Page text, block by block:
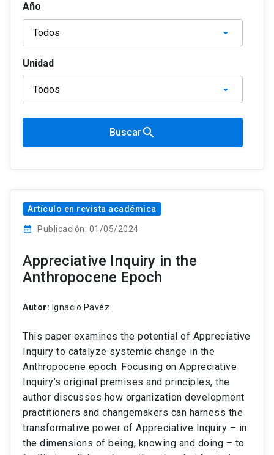
Año
Unidad
Buscarsearch
Artículo en revista académica
calendar_month Publicación: 01/05/2024
Appreciative Inquiry in the
Anthropocene Epoch
Autor: Ignacio Pavéz
This paper examines the potential of Appreciative
Inquiry to catalyze systemic change in the
Anthropocene epoch. Focusing on Appreciative
Inquiry’s original premises and principles, the
author discusses how organization development
practitioners and changemakers can harness the
transformative power of Appreciative Inquiry – in
the dimensions of being, knowing and doing – to